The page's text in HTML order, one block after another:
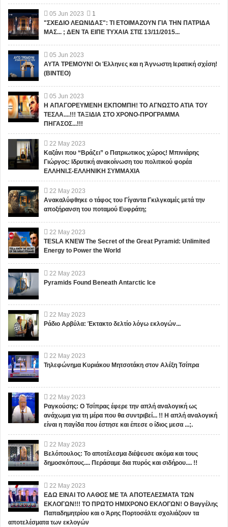
05 Jun 2023
1
"ΣΧΕΔΙΟ ΛΕΩΝΙΔΑΣ": ΤΙ ΕΤΟΙΜΑΖΟΥΝ ΓΙΑ ΤΗΝ ΠΑΤΡΙΔΑ
ΜΑΣ... ; ΔΕΝ ΤΑ ΕΙΠΕ ΤΥΧΑΙΑ ΣΤΙΣ 13/11/2015...
05 Jun 2023
ΑΥΤΑ ΤΡΕΜΟΥΝ! Οι Έλληνες και η Άγνωστη Ιερατική σχέση!
(ΒΙΝΤΕΟ)
05 Jun 2023
Η ΑΠΑΓΟΡΕΥΜΕΝΗ ΕΚΠΟΜΠΗ! ΤΟ ΑΓΝΩΣΤΟ ΑΤΙΑ ΤΟΥ
ΤΕΣΛΑ....!!! ΤΑΞΙΔΙΑ ΣΤΟ ΧΡΟΝΟ-ΠΡΟΓΡΑΜΜΑ
ΠΗΓΑΣΟΣ...!!!
22 May 2023
Καζάνι που “Βράζει” ο Πατριωτικος χώρος! Μπινιάρης
Γιώργος: Ιδρυτική ανακοίνωση του πολιτικού φορέα
ΕΛΛΗΝΙ.Σ-ΕΛΛΗΝΙΚΗ ΣΥΜΜΑΧΙΑ
22 May 2023
Ανακαλύφθηκε ο τάφος του Γίγαντα Γκιλγκαμές μετά την
αποξήρανση του ποταμού Ευφράτη;
22 May 2023
TESLA KNEW The Secret of the Great Pyramid: Unlimited
Energy to Power the World
22 May 2023
Pyramids Found Beneath Antarctic Ice
22 May 2023
Ράδιο Αρβύλα: Έκτακτο δελτίο λόγω εκλογών...
22 May 2023
Τηλεφώνημα Κυριάκου Μητσοτάκη στον Αλέξη Τσίπρα
22 May 2023
Ραγκούσης: Ο Τσίπρας έφερε την απλή αναλογική ως
ανάχωμα για τη μέρα που θα συντριβεί... !! Η απλή αναλογική
είναι η παγίδα που έστησε και έπεσε ο ίδιος μεσα ...;.
22 May 2023
Βελόπουλος: Το αποτέλεσμα διέψευσε ακόμα και τους
δημοσκόπους.... Περάσαμε δια πυρός και σιδήρου.... !!
22 May 2023
ΕΔΩ ΕΙΝΑΙ ΤΟ ΛΑΘΟΣ ΜΕ ΤΑ ΑΠΟΤΕΛΕΣΜΑΤΑ ΤΩΝ
ΕΚΛΟΓΩΝ!!! ΤΟ ΠΡΩΤΟ ΗΜΙΧΡΟΝΟ ΕΚΛΟΓΩΝ! Ο Βαγγέλης
Παπαδημητρίου και ο Άρης Πορτοσάλτε σχολιάζουν τα
αποτελέσματα των εκλογών